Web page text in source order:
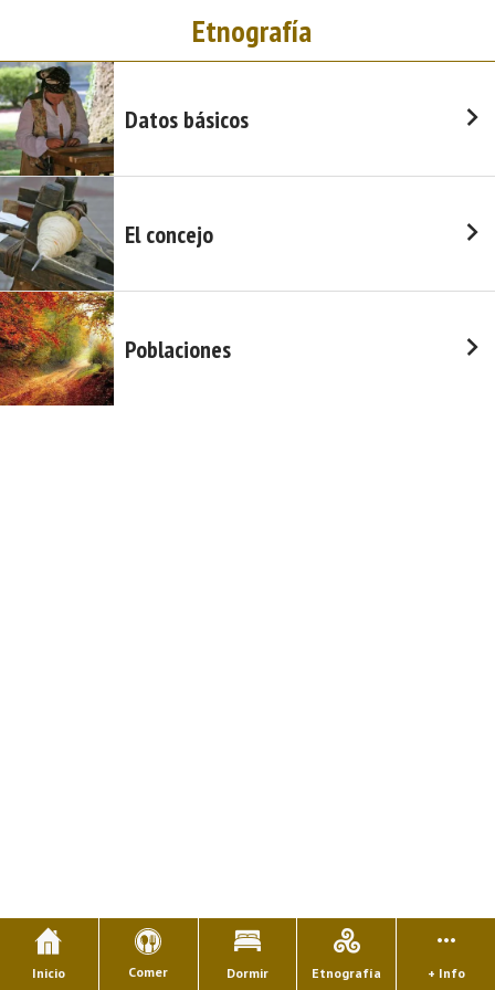
Etnografía
Datos básicos
El concejo
Poblaciones
Inicio Comer Dormir Etnografía + Info